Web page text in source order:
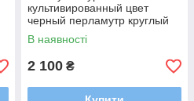
культивированный цвет
черный перламутр круглый
длинна нитки 110 см размер
бусины 7.5-8 мм без
В наявності
2 100 ₴